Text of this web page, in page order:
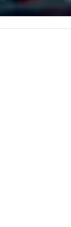
and demanding
and
clients.